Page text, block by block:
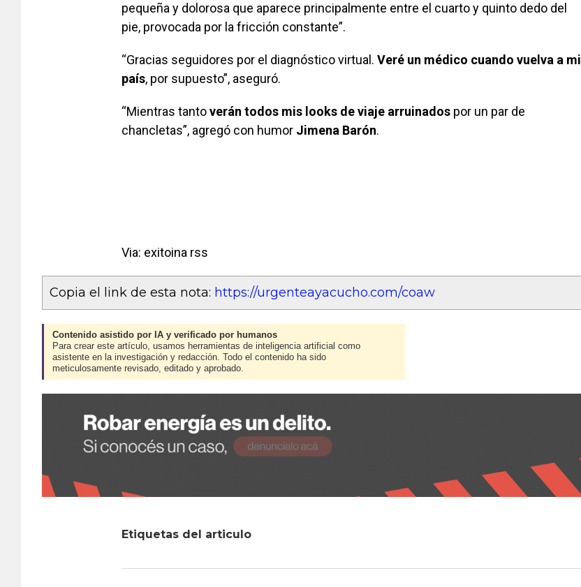
pequeña y dolorosa que aparece principalmente entre el cuarto y quinto dedo del
pie, provocada por la fricción constante”.
“Gracias seguidores por el diagnóstico virtual. Veré un médico cuando vuelva a mi
país, por supuesto”, aseguró.
“Mientras tantoverán todos mis looks de viaje arruinados por un par de
chancletas”, agregó con humor Jimena Barón.
Via: exitoina rss
Copia el link de esta nota: https://urgenteayacucho.com/coaw
Contenido asistido por IA y verificado por humanos
Para crear este artículo, usamos herramientas de inteligencia artificial como
asistente en la investigación y redacción. Todo el contenido ha sido
meticulosamente revisado, editado y aprobado.
Etiquetas del articulo